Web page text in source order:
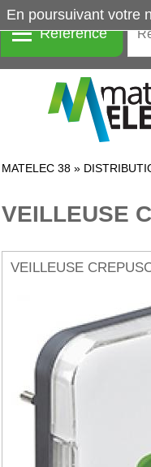
Référence
MATELEC 38 »
VEILLEUSE
VEILLEUSE
En poursuivant votre